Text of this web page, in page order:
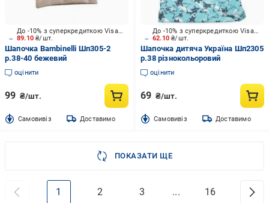
89.10₴/шт.
До -10% з суперкредиткою Visa Вигода
Шапочка Bambinelli Шп305-2
р.38-40 бежевий
оцінити
99 ₴/шт.
Cамовивіз Доставимо
62.10₴/шт.
До -10% з суперкредиткою Visa Вигода
Шапочка дитяча Україна Шп2305
р.38 різнокольоровий
оцінити
69 ₴/шт.
Cамовивіз Доставимо
ПОКАЗАТИ ЩЕ
1 2 3 ... 16